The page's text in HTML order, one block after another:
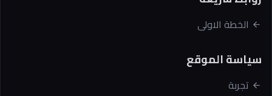
الخطة الاولى
سياسة الموقع
تجربة